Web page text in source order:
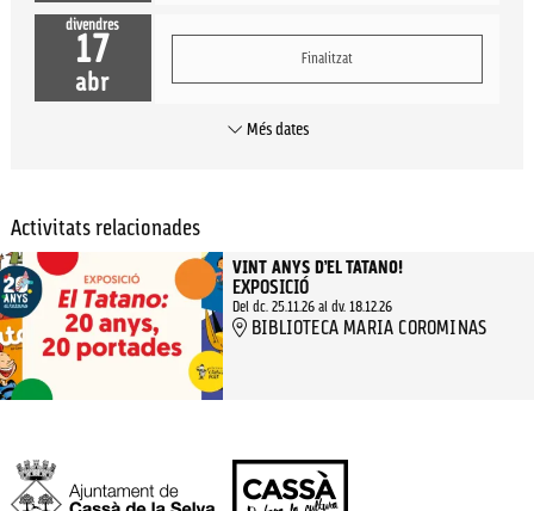
divendres
17
abr
Finalitzat
Més dates
Activitats relacionades
VINT ANYS D’EL TATANO!
EXPOSICIÓ
Del dc. 25.11.26al dv. 18.12.26
BIBLIOTECA MARIA COROMINAS